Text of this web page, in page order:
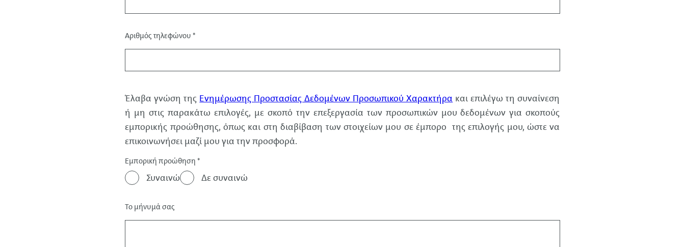
Αριθμός τηλεφώνου*
Δεδομένα
Έλαβα γνώση της Ενημέρωσης Προστασίας Δεδομένων Προσωπικού Χαρακτήρα και επιλέγω τη συναίνεση
ή μη στις παρακάτω επιλογές, με σκοπό την επεξεργασία των προσωπικών μου δεδομένων για σκοπούς
εμπορικής προώθησης, όπως και στη διαβίβαση των στοιχείων μου σε έμπορο της επιλογής μου, ώστε να
επικοινωνήσει μαζί μου για την προσφορά.
Εμπορική προώθηση*
Συναινώ Δε συναινώ
Το μήνυμά σας